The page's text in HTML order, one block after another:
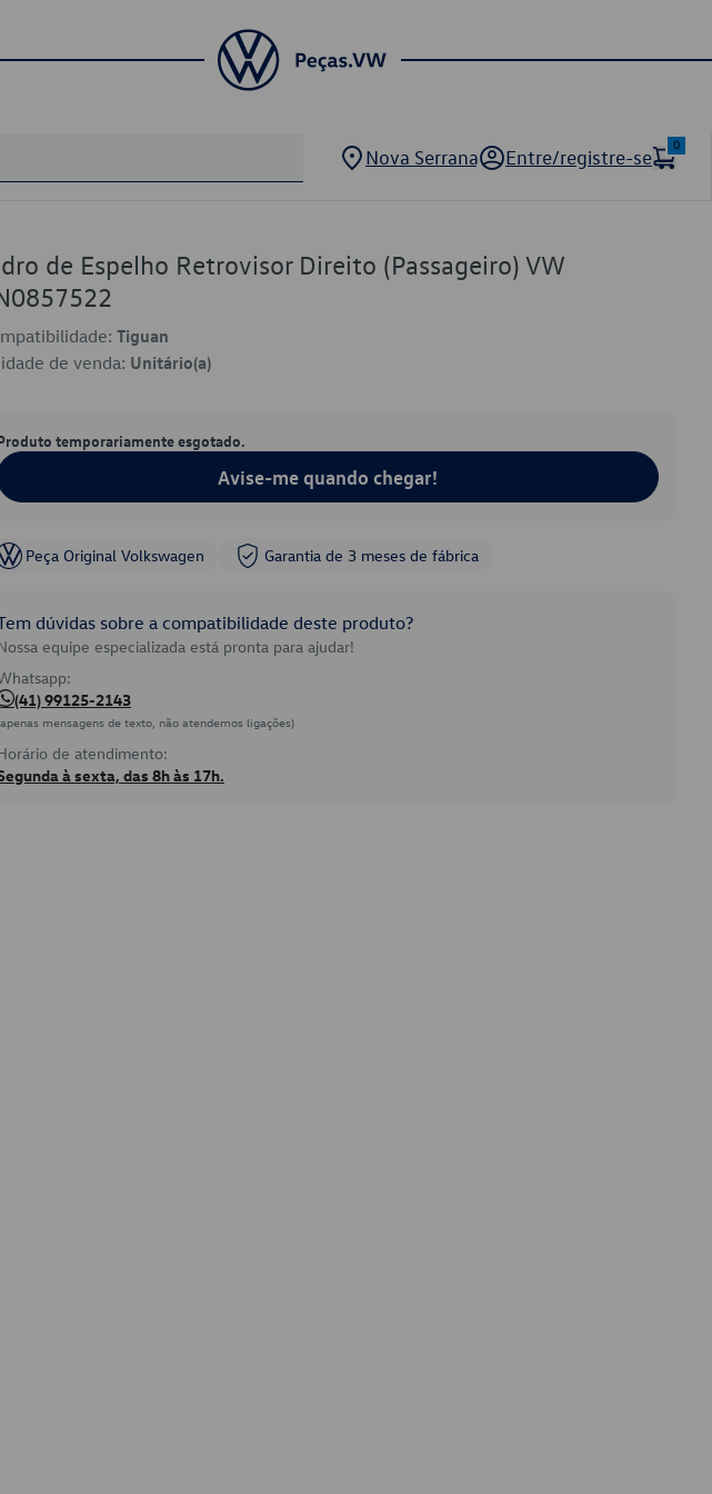
Nova Serrana Entre/registre-se
0
de Espelho Retrovisor Direito (Passageiro) VW
Tiguan
de venda: Unitário(a)
temporariamente esgotado.
Avise-me quando chegar!
Peça Original Volkswagen Garantia de 3 meses de fábrica
dúvidas sobre a compatibilidade deste produto?
equipe especializada está pronta para ajudar!
(41) 99125-2143
mensagens de texto, não atendemos ligações)
de atendimento:
à sexta, das 8h às 17h.